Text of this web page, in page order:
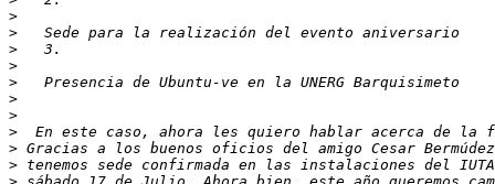
>
>
>
>
>
>
>
>
>
>